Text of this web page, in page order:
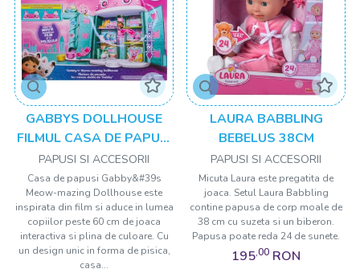
GABBYS DOLLHOUSE
FILMUL CASA DE PAPUSI
A LUI GABBYS MEOW
MAZING CU ACCESORII
PAPUSI SI ACCESORII
Casa de papusi Gabby&#39s
Meow-mazing Dollhouse este
inspirata din film si aduce in lumea
copiilor peste 60 cm de joaca
interactiva si plina de culoare. Cu
un design unic in forma de pisica,
casa...
LAURA BABBLING
BEBELUS 38CM
PAPUSI SI ACCESORII
Micuta Laura este pregatita de
joaca. Setul Laura Babbling
contine papusa de corp moale de
38 cm cu suzeta si un biberon.
Papusa poate reda 24 de sunete.
195,00 RON